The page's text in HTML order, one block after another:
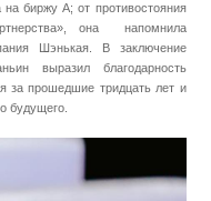
биржу A; от противостояния
она напомнила
Шэнькая. В заключение
выразил благодарность
за прошедшие тридцать лет и
будущего.